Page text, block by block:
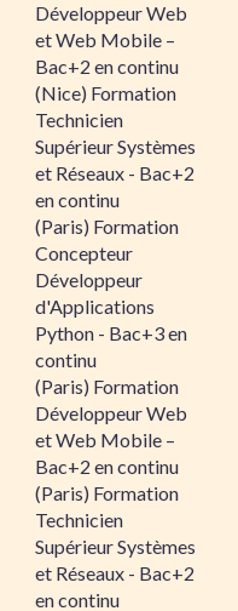
Développeur Web
et Web Mobile –
Bac+2 en continu
(Nice) Formation
Technicien
Supérieur Systèmes
et Réseaux - Bac+2
en continu
(Paris) Formation
Concepteur
Développeur
d'Applications
Python - Bac+3 en
continu
(Paris) Formation
Développeur Web
et Web Mobile –
Bac+2 en continu
(Paris) Formation
Technicien
Supérieur Systèmes
et Réseaux - Bac+2
en continu